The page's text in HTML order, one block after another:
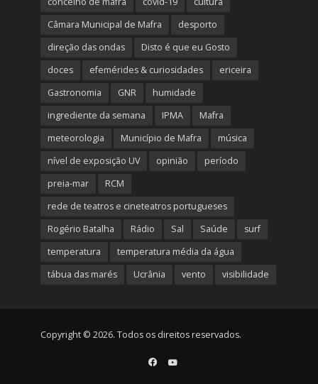
Câmara Municipal de Mafra
desporto
direção das ondas
Disto é que eu Gosto
doces
efemérides & curiosidades
ericeira
Gastronomia
GNR
humidade
ingrediente da semana
IPMA
Mafra
meteorologia
Município de Mafra
música
nível de exposição UV
opinião
período
preia-mar
RCM
rede de teatros e cineteatros portugueses
Rogério Batalha
Rádio Sal Saúde
surf
temperatura
temperatura média da água
tábua das marés
Ucrânia vento visibilidade
Copyright © 2026. Todos os direitos reservados.